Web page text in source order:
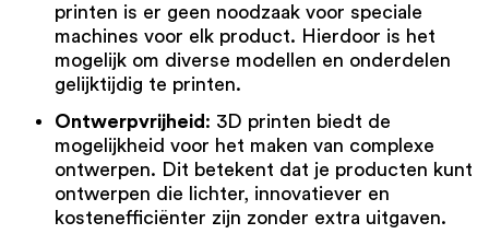
printen is er geen noodzaak voor speciale
machines voor elk product. Hierdoor is het
mogelijk om diverse modellen en onderdelen
gelijktijdig te printen.
Ontwerpvrijheid : 3D printen biedt de
mogelijkheid voor het maken van complexe
ontwerpen. Dit betekent dat je producten kunt
ontwerpen die lichter, innovatiever en
kostenefficiënter zijn zonder extra uitgaven.